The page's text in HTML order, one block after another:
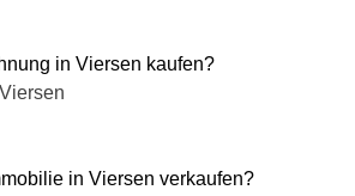
in Viersen kaufen?
in Viersen verkaufen?